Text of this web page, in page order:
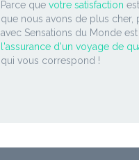
Parce que votre satisfaction
que nous avons de plus cher,
avec Sensations du Monde est
l'assurance d'un voyage de
qui vous correspond !